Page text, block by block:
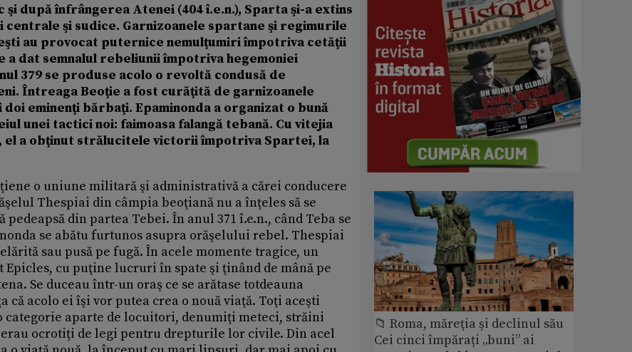
după înfrângerea Atenei (404 î.e.n.), Sparta şi-a extins
centrale şi sudice. Garnizoanele spartane şi regimurile
au provocat puternice nemulţumiri împotriva cetăţii
a dat semnalul rebeliunii împotriva hegemoniei
379 se produse acolo o revoltă condusă de
Întreaga Beoţie a fost curăţită de garnizoanele
eminenţi bărbaţi. Epaminonda a organizat o bună
unei tactici noi: faimoasa falangă tebană. Cu vitejia
el a obţinut strălucitele victorii împotriva Spartei, la
o uniune militară şi administrativă a cărei conducere
Thespiai din câmpia beoţiană nu a înţeles să se
din partea Tebei. În anul 371 î.e.n., când Teba se
se abătu furtunos asupra orăşelului rebel. Thespiai
sau pusă pe fugă. În acele momente tragice, un
cu puţine lucruri în spate şi ţinând de mână pe
Se duceau într-un oraş ce se arătase totdeauna
acolo ei îşi vor putea crea o nouă viaţă. Toţi aceşti
aparte de locuitori, denumiţi meteci, străini
ocrotiţi de legi pentru drepturile lor civile. Din acel
📁 Roma, măreţia şi declinul său
Cei cinci împărați „buni” ai